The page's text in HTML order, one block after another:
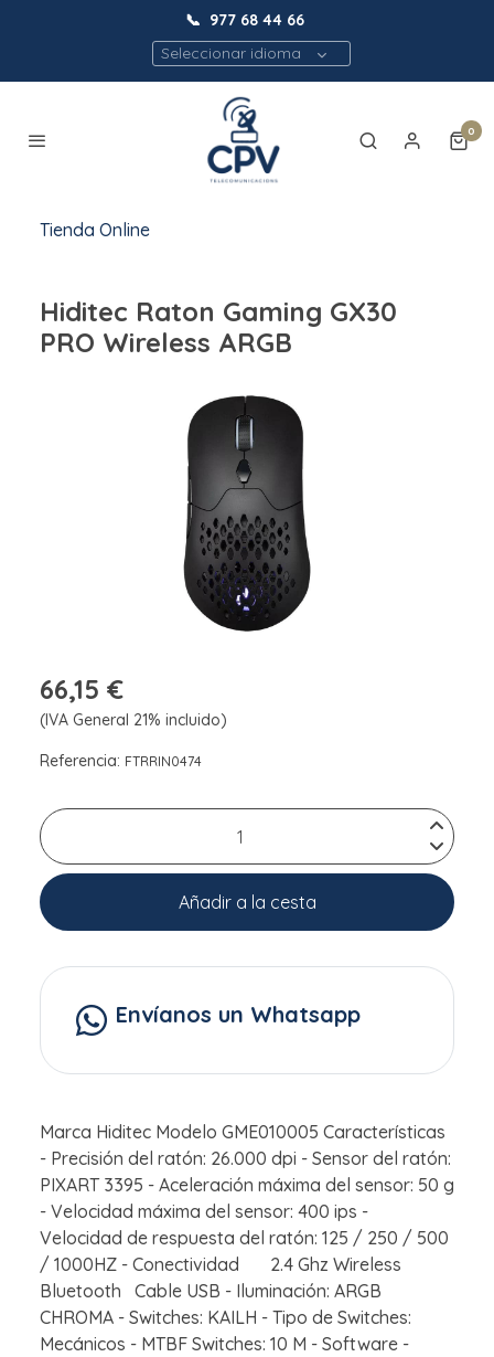
📞 977 68 44 66
Seleccionar idioma
0
Tienda Online
Hiditec Raton Gaming GX30
PRO Wireless ARGB
66,15 €
(IVA General 21% incluido)
Referencia: FTRRIN0474
Añadir a la cesta
Envíanos un Whatsapp
Marca Hiditec Modelo GME010005 Características
- Precisión del ratón: 26.000 dpi - Sensor del ratón:
PIXART 3395 - Aceleración máxima del sensor: 50 g
- Velocidad máxima del sensor: 400 ips -
Velocidad de respuesta del ratón: 125 / 250 / 500
/ 1000HZ - Conectividad 2.4 Ghz Wireless
Bluetooth Cable USB - Iluminación: ARGB
CHROMA - Switches: KAILH - Tipo de Switches:
Mecánicos - MTBF Switches: 10 M - Software -